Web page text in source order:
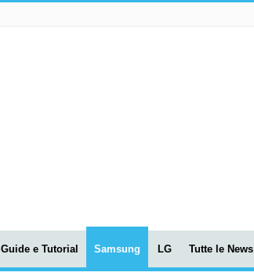
Guide e Tutorial Samsung LG Tutte le News